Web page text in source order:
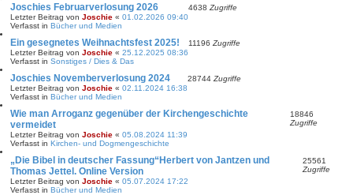
t
e
S
u
c
h
Joschies Februarverlosung 2026
Letzter Beitrag von Joschie « 01.02.2026 09:40
Verfasst in Bücher und Medien
4638 Zugriffe
Ein gesegnetes Weihnachtsfest 2025!
Letzter Beitrag von Joschie « 25.12.2025 08:36
Verfasst in Sonstiges / Dies & Das
11196 Zugriffe
Joschies Novemberverlosung 2024
Letzter Beitrag von Joschie « 02.11.2024 16:38
Verfasst in Bücher und Medien
28744 Zugriffe
Wie man Arroganz gegenüber der Kirchengeschichte
vermeidet
Letzter Beitrag von Joschie « 05.08.2024 11:39
Verfasst in Kirchen- und Dogmengeschichte
18846
Zugriffe
„Die Bibel in deutscher Fassung“Herbert von Jantzen und
Thomas Jettel. Online Version
Letzter Beitrag von Joschie « 05.07.2024 17:22
Verfasst in Bücher und Medien
25561
Zugriffe